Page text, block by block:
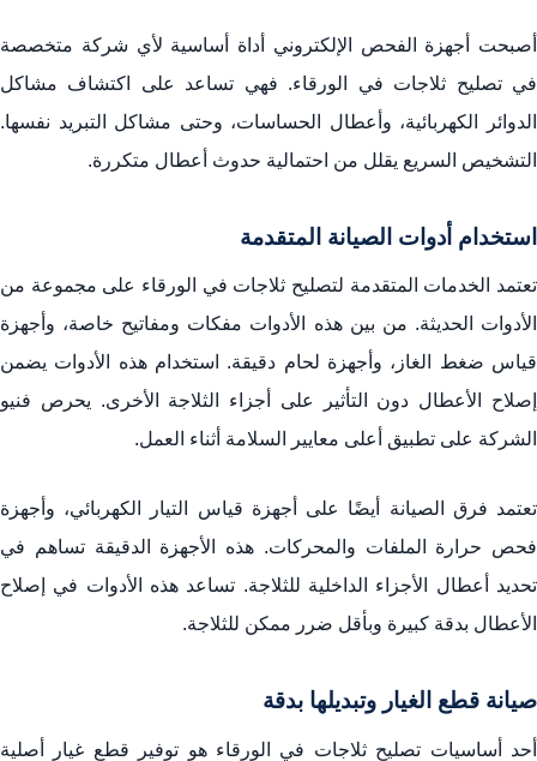
أصبحت أجهزة الفحص الإلكتروني أداة أساسية لأي شركة متخصصة
في تصليح ثلاجات في الورقاء. فهي تساعد على اكتشاف مشاكل
الدوائر الكهربائية، وأعطال الحساسات، وحتى مشاكل التبريد نفسها.
التشخيص السريع يقلل من احتمالية حدوث أعطال متكررة.
استخدام أدوات الصيانة المتقدمة
تعتمد الخدمات المتقدمة لتصليح ثلاجات في الورقاء على مجموعة من
الأدوات الحديثة. من بين هذه الأدوات مفكات ومفاتيح خاصة، وأجهزة
قياس ضغط الغاز، وأجهزة لحام دقيقة. استخدام هذه الأدوات يضمن
إصلاح الأعطال دون التأثير على أجزاء الثلاجة الأخرى. يحرص فنيو
الشركة على تطبيق أعلى معايير السلامة أثناء العمل.
تعتمد فرق الصيانة أيضًا على أجهزة قياس التيار الكهربائي، وأجهزة
فحص حرارة الملفات والمحركات. هذه الأجهزة الدقيقة تساهم في
تحديد أعطال الأجزاء الداخلية للثلاجة. تساعد هذه الأدوات في إصلاح
الأعطال بدقة كبيرة وبأقل ضرر ممكن للثلاجة.
صيانة قطع الغيار وتبديلها بدقة
أحد أساسيات تصليح ثلاجات في الورقاء هو توفير قطع غيار أصلية